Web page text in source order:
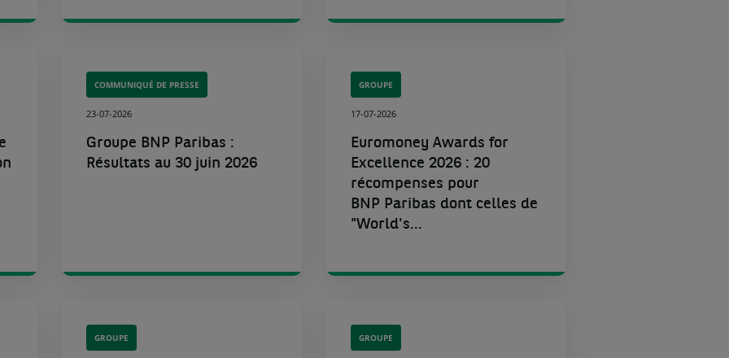
COMMUNIQUÉ DE PRESSE
23-07-2026
Groupe BNP Paribas :
Résultats au 30 juin 2026
GROUPE
17-07-2026
Euromoney Awards for
Excellence 2026 : 20
récompenses pour
BNP Paribas dont celles de
"World's...
GROUPE GROUPE